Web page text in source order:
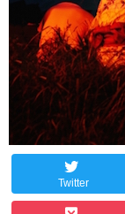
Twitter